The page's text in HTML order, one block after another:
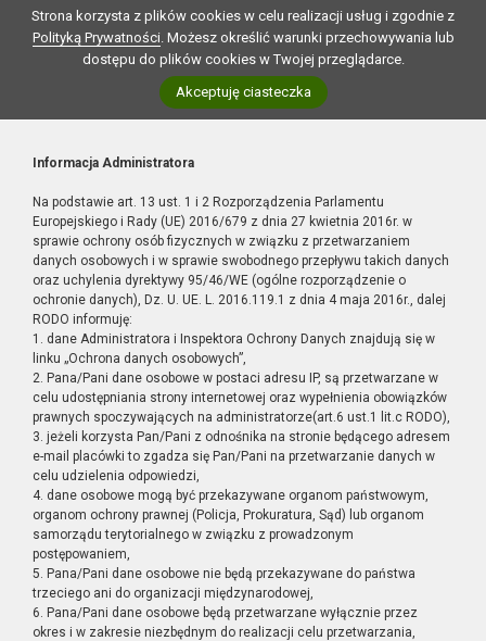
Strona korzysta z plików cookies w celu realizacji usług i zgodnie z
Polityką Prywatności. Możesz określić warunki przechowywania lub
dostępu do plików cookies w Twojej przeglądarce.
Akceptuję ciasteczka
Informacja Administratora
Na podstawie art. 13 ust. 1 i 2 Rozporządzenia Parlamentu
Europejskiego i Rady (UE) 2016/679 z dnia 27 kwietnia 2016r. w
sprawie ochrony osób fizycznych w związku z przetwarzaniem
danych osobowych i w sprawie swobodnego przepływu takich danych
oraz uchylenia dyrektywy 95/46/WE (ogólne rozporządzenie o
ochronie danych), Dz. U. UE. L. 2016.119.1 z dnia 4 maja 2016r., dalej
RODO informuję:
1. dane Administratora i Inspektora Ochrony Danych znajdują się w
linku „Ochrona danych osobowych”,
2. Pana/Pani dane osobowe w postaci adresu IP, są przetwarzane w
celu udostępniania strony internetowej oraz wypełnienia obowiązków
prawnych spoczywających na administratorze(art.6 ust.1 lit.c RODO),
3. jeżeli korzysta Pan/Pani z odnośnika na stronie będącego adresem
e-mail placówki to zgadza się Pan/Pani na przetwarzanie danych w
celu udzielenia odpowiedzi,
4. dane osobowe mogą być przekazywane organom państwowym,
organom ochrony prawnej (Policja, Prokuratura, Sąd) lub organom
samorządu terytorialnego w związku z prowadzonym
postępowaniem,
5. Pana/Pani dane osobowe nie będą przekazywane do państwa
trzeciego ani do organizacji międzynarodowej,
6. Pana/Pani dane osobowe będą przetwarzane wyłącznie przez
okres i w zakresie niezbędnym do realizacji celu przetwarzania,